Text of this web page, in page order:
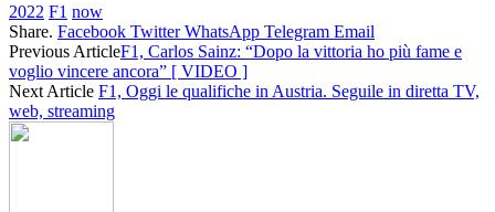
2022 F1 now
Share. Facebook Twitter WhatsApp Telegram Email
Previous ArticleF1, Carlos Sainz: “Dopo la vittoria ho più fame e
voglio vincere ancora” [ VIDEO ]
Next Article F1, Oggi le qualifiche in Austria. Seguile in diretta TV,
web, streaming